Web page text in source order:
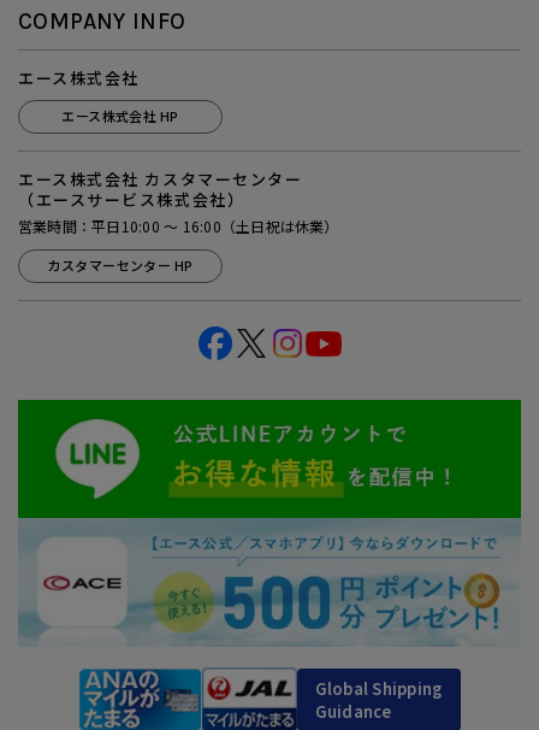
COMPANY INFO
エース株式会社
エース株式会社 HP
エース株式会社 カスタマーセンター
（エースサービス株式会社）
営業時間：平日10:00 ～ 16:00（土日祝は休業）
カスタマーセンター HP
Global Shipping
Guidance